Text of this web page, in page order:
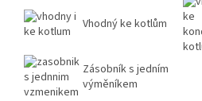
Vhodný ke kotlům
Zásobník s jedním
výměníkem